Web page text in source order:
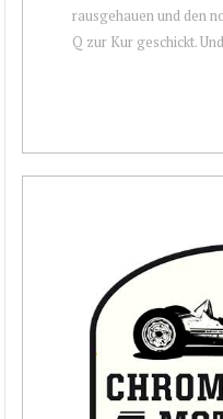
rausgehauen und den
Q zur Kur geschickt.